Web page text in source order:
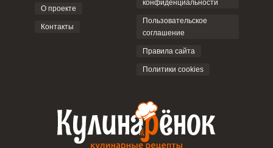
О проекте
Контакты
конфиденциальности
Пользовательское
соглашение
Правила сайта
Политики cookies